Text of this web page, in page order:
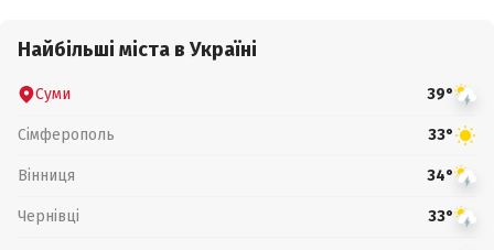
Найбільші міста в Україні
Суми 39°
Сімферополь 33°
Вінниця 34°
Чернівці 33°